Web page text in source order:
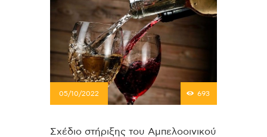
05/10/2022 693
Σχέδιο στήριξης του Αμπελοοινικού